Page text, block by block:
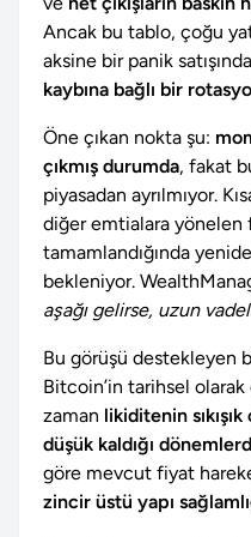
Ancak bu tablo, çoğu
aksine bir panik
kaybına bağlı bir
Öne çıkan nokta şu:
çıkmış durumda, fakat
piyasadan ayrılmıyor.
diğer emtialara yönelen
tamamlandığında
bekleniyor.
aşağı gelirse, uzun
Bu görüşü destekleyen
Bitcoin’in tarihsel
zaman likiditenin
düşük kaldığı
göre mevcut fiyat
zincir üstü yapı